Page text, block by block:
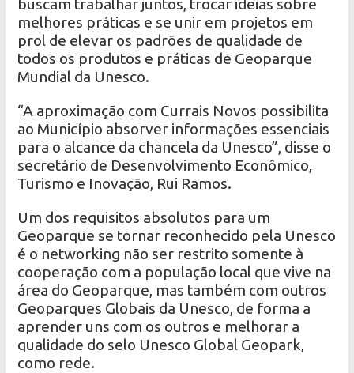
buscam trabalhar juntos, trocar ideias sobre
melhores práticas e se unir em projetos em
prol de elevar os padrões de qualidade de
todos os produtos e práticas de Geoparque
Mundial da Unesco.
“A aproximação com Currais Novos possibilita
ao Município absorver informações essenciais
para o alcance da chancela da Unesco”, disse o
secretário de Desenvolvimento Econômico,
Turismo e Inovação, Rui Ramos.
Um dos requisitos absolutos para um
Geoparque se tornar reconhecido pela Unesco
é o networking não ser restrito somente à
cooperação com a população local que vive na
área do Geoparque, mas também com outros
Geoparques Globais da Unesco, de forma a
aprender uns com os outros e melhorar a
qualidade do selo Unesco Global Geopark,
como rede.